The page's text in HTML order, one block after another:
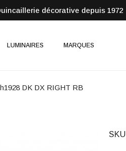
décorative depuis 1972
LUMINAIRES MARQUES
DK DX RIGHT RB
SKU